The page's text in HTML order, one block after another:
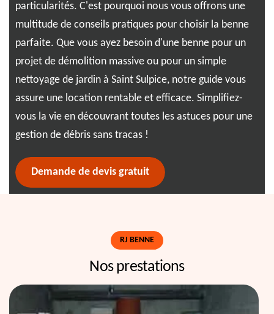
particularités. C'est pourquoi nous vous offrons une
multitude de conseils pratiques pour choisir la benne
parfaite. Que vous ayez besoin d'une benne pour un
projet de démolition massive ou pour un simple
nettoyage de jardin à Saint Sulpice, notre guide vous
assure une location rentable et efficace. Simplifiez-
vous la vie en découvrant toutes les astuces pour une
gestion de débris sans tracas !
Demande de devis gratuit
RJ BENNE
Nos prestations